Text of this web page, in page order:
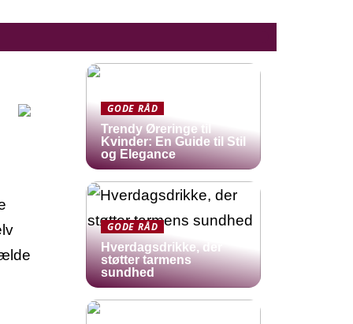
GODE RÅD
Trendy Øreringe til
Kvinder: En Guide til Stil
og Elegance
GODE RÅD
Hverdagsdrikke, der
støtter tarmens
sundhed